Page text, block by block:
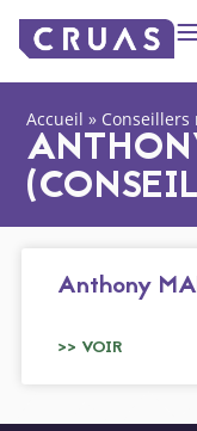
Panneau de gestion
Accueil »
Anthony
>> VOIR